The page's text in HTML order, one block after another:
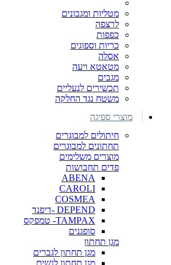
מטליות ומגבונים
לרצפה
כפפות
כריות וספוגים
אסלה
מטאטא ויעה
מגבים
תכשירים לנעליים
משטח נגד החלקה
מוצרי ספיגה
חיתולים למבוגרים
תחתונים למבוגרים
מוצרים משלימים
פדים תחבושות
ABENA
CAROLI
COSMEA
DEPEND -דיפנד
TAMPAX- טמפקס
סופגנים
מגן תחתון
מגן תחתון לגברים
מגן תחתון לנשים